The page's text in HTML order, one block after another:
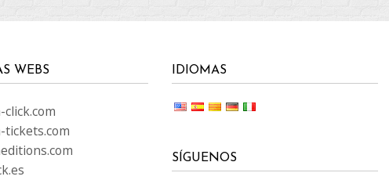
WEBS
tickets.com
IDIOMAS
SÍGUENOS